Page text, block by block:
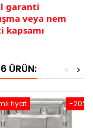
garanti
veya nem
kapsamı
ÜRÜN: >
<
-20%
fiyat